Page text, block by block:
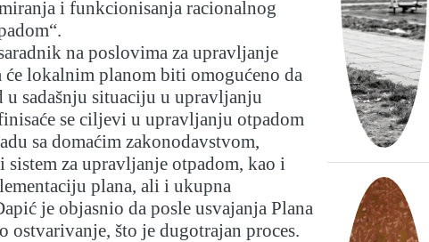
i funkcionisanja racionalnog
na poslovima za upravljanje
će lokalnim planom biti omogućeno da
u sadašnju situaciju u upravljanju
se ciljevi u upravljanju otpadom
sa domaćim zakonodavstvom,
sistem za upravljanje otpadom, kao i
plana, ali i ukupna
je objasnio da posle usvajanja Plana
ostvarivanje, što je dugotrajan proces.